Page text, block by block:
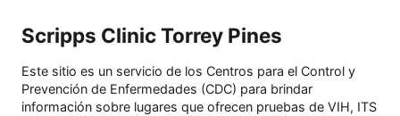
Scripps Clinic Torrey Pines
Este sitio es un servicio de los Centros para el Control y
Prevención de Enfermedades (CDC) para brindar
información sobre lugares que ofrecen pruebas de VIH, ITS